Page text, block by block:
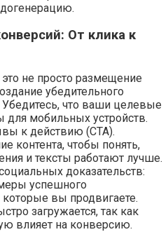
От клика к
не просто размещение
убедительного
Убедитесь, что ваши целевые
мобильных устройств.
к действию (CTA).
контента, чтобы понять,
и тексты работают лучше.
доказательств:
успешного
вы продвигаете.
загружается, так как
влияет на конверсию.